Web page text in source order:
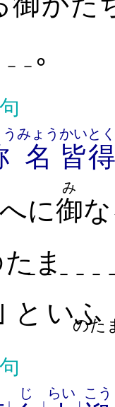
－ ｡
名
うみょう
皆
かいと
に御
み
ま
－－－－－
｣ といふ
のた
じ らい こう